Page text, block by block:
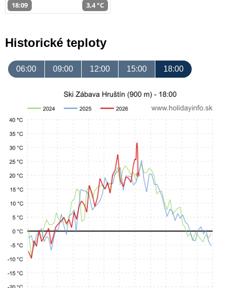
18:09 3,4 °C
Historické teploty
06:00 09:00 12:00 15:00 18:00